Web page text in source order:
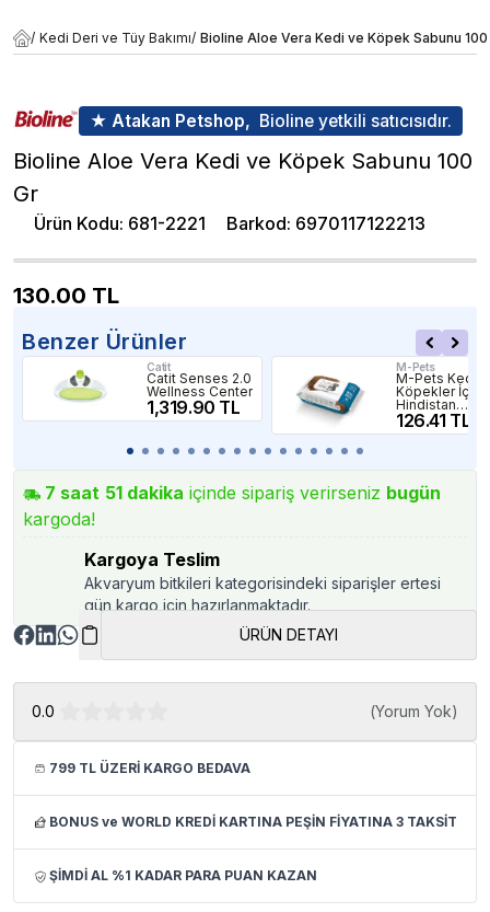
/ Kedi Deri ve Tüy Bakımı/ Bioline Aloe Vera Kedi ve Köpek Sabunu 100
★ Atakan Petshop, Bioline yetkili satıcısıdır.
Bioline Aloe Vera Kedi ve Köpek Sabunu 100
Gr
Ürün Kodu: 681-2221 Barkod: 6970117122213
130.00 TL
Benzer Ürünler
Catit
Catit Senses 2.0
Wellness Center
1,319.90 TL
M-Pets
M-Pets Kedi
Köpekler İçin
Hindistan
Cevizli
Temizleme
126.41 TL
7 saat 51 dakika içinde sipariş verirseniz bugün
kargoda!
Kargoya Teslim
Akvaryum bitkileri kategorisindeki siparişler ertesi
gün kargo için hazırlanmaktadır.
ÜRÜN DETAYI
0.0 (Yorum Yok)
799 TL ÜZERİ KARGO BEDAVA
BONUS ve WORLD KREDİ KARTINA PEŞİN FİYATINA 3 TAKSİT
ŞİMDİ AL %1 KADAR PARA PUAN KAZAN